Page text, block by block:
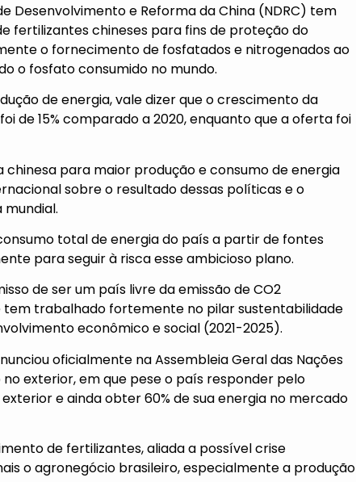
Desenvolvimento e Reforma da China (NDRC) tem
fertilizantes chineses para fins de proteção do
o fornecimento de fosfatados e nitrogenados ao
o fosfato consumido no mundo.
de energia, vale dizer que o crescimento da
de 15% comparado a 2020, enquanto que a oferta foi
para maior produção e consumo de energia
sobre o resultado dessas políticas e o
total de energia do país a partir de fontes
para seguir à risca esse ambicioso plano.
de ser um país livre da emissão de CO2
trabalhado fortemente no pilar sustentabilidade
econômico e social (2021-2025).
oficialmente na Assembleia Geral das Nações
exterior, em que pese o país responder pelo
e ainda obter 60% de sua energia no mercado
de fertilizantes, aliada a possível crise
o agronegócio brasileiro, especialmente a produção